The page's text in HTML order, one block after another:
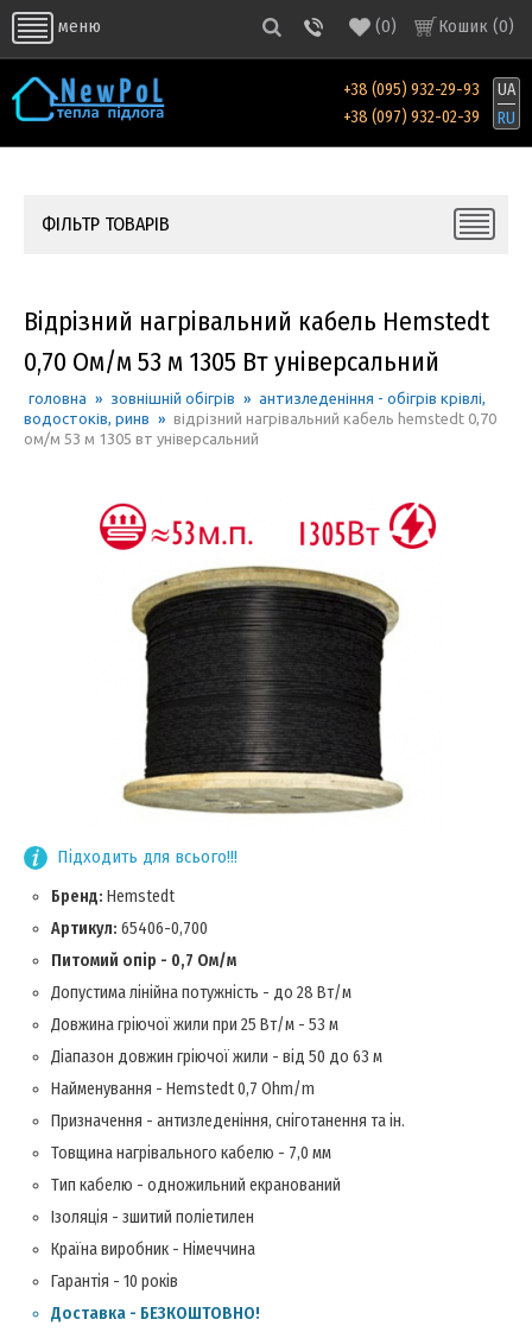
меню Кошик (0)
(0)
+38 (095) 932-29-93
+38 (097) 932-02-39
UA
RU
ФІЛЬТР ТОВАРІВ
Відрізний нагрівальний кабель Hemstedt
0,70 Ом/м 53 м 1305 Вт універсальний
головна » зовнішній обігрів » антизледеніння - обігрів крівлі,
водостоків, ринв » відрізний нагрівальний кабель hemstedt 0,70
ом/м 53 м 1305 вт універсальний
Підходить для всього!!!
Бренд: Hemstedt
Артикул: 65406-0,700
Питомий опір - 0,7 Ом/м
Допустима лінійна потужність - до 28 Вт/м
Довжина гріючої жили при 25 Вт/м - 53 м
Діапазон довжин гріючої жили - від 50 до 63 м
Найменування - Hemstedt 0,7 Ohm/m
Призначення - антизледеніння, сніготанення та ін.
Товщина нагрівального кабелю - 7,0 мм
Тип кабелю - одножильний екранований
Ізоляція - зшитий поліетилен
Країна виробник - Німеччина
Гарантія - 10 років
Доставка - БЕЗКОШТОВНО!